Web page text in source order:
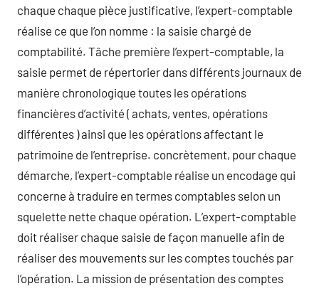
chaque chaque pièce justificative, l’expert-comptable
réalise ce que l’on nomme : la saisie chargé de
comptabilité. Tâche première l’expert-comptable, la
saisie permet de répertorier dans différents journaux de
manière chronologique toutes les opérations
financières d’activité ( achats, ventes, opérations
différentes ) ainsi que les opérations affectant le
patrimoine de l’entreprise. concrètement, pour chaque
démarche, l’expert-comptable réalise un encodage qui
concerne à traduire en termes comptables selon un
squelette nette chaque opération. L’expert-comptable
doit réaliser chaque saisie de façon manuelle afin de
réaliser des mouvements sur les comptes touchés par
l’opération. La mission de présentation des comptes